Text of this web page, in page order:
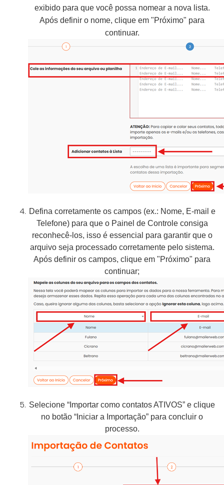
exibido para que você possa nomear a nova lista.
Após definir o nome, clique em "Próximo" para
continuar.
Defina corretamente os campos (ex.: Nome, E-mail e
Telefone) para que o Painel de Controle consiga
reconhecê-los, isso é essencial para garantir que o
arquivo seja processado corretamente pelo sistema.
Após definir os campos, clique em "Próximo" para
continuar;
Selecione “Importar como contatos ATIVOS” e clique
no botão “Iniciar a Importação” para concluir o
processo.